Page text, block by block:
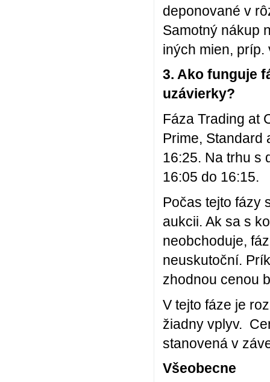
deponované v
Samotný nákup
iných mien,
3. Ako funguje
uzávierky?
Fáza Trading at
Prime, Standard
16:25. Na trhu s
16:05 do 16:15.
Počas tejto fázy
aukcii. Ak sa s
neobchoduje,
neuskutoční.
zhodnou cenou
V tejto fáze je
žiadny vplyv.
stanovená v
Všeobecne